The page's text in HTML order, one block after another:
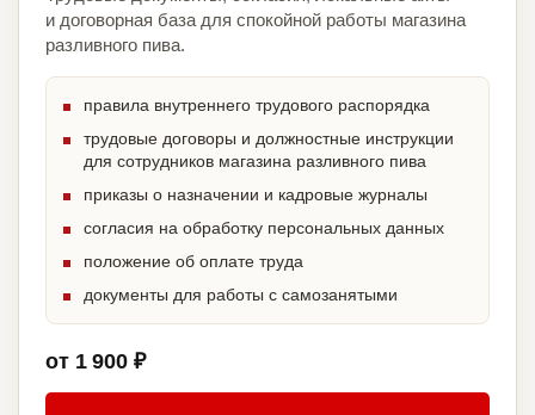
и договорная база для спокойной работы магазина
разливного пива.
правила внутреннего трудового распорядка
трудовые договоры и должностные инструкции
для сотрудников магазина разливного пива
приказы о назначении и кадровые журналы
согласия на обработку персональных данных
положение об оплате труда
документы для работы с самозанятыми
от 1 900 ₽